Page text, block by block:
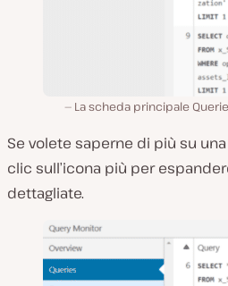
La scheda principale
Se volete saperne di più su
clic sull’icona più per
dettagliate.